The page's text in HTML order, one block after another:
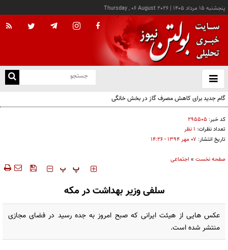
پنجشنبه ۱۵ مرداد ۱۴۰۵ |
Thursday , 06 August 2026
باز
و
کد خبر: ۲۹۵۵۰۵
تعداد نظرات: ۱ نظر
تاریخ انتشار: ۰۷ مهر ۱۳۹۴ - ۱۴:۲۶
صفحه نخست » اجتماعی
‍‍‍ پ پ
سلفی وزیر بهداشت در مکه
عکس هایی از هیئت ایرانی که صبح امروز به جده رسید در فضای مجازی
منتشر شده است.